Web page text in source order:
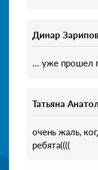
Динар Зарипов
... уже прошел
Татьяна
очень жаль,
ребята((((